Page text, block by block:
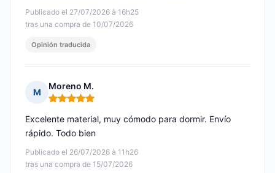
Publicado el 27/07/2026 à 16h25
tras una compra de 10/07/2026
Opinión traducida
M
Moreno M.
Nota: 5 de 5
Publicado el 26/07/2026 à 11h26
tras una compra de 15/07/2026
Excelente material, muy cómodo para dormir. Envío
rápido. Todo bien